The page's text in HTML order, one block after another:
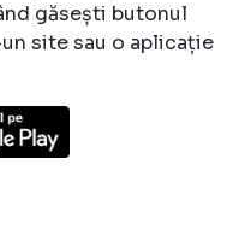
găsești butonul
site sau o aplicație